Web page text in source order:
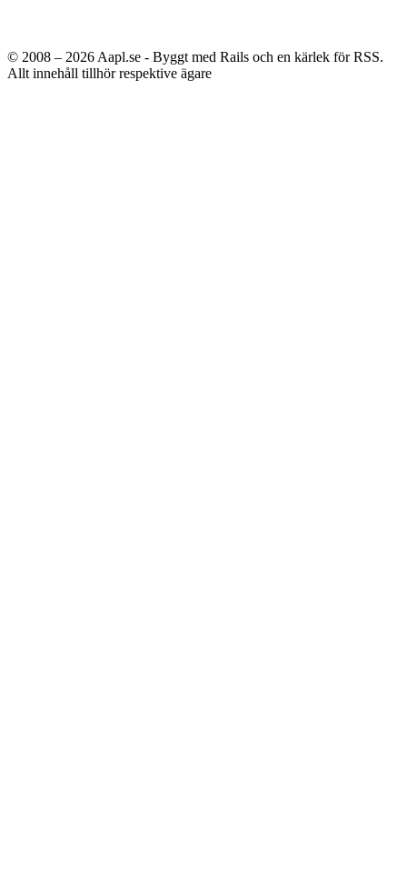
© 2008 – 2026 Aapl.se - Byggt med Rails och en kärlek för RSS.
Allt innehåll tillhör respektive ägare